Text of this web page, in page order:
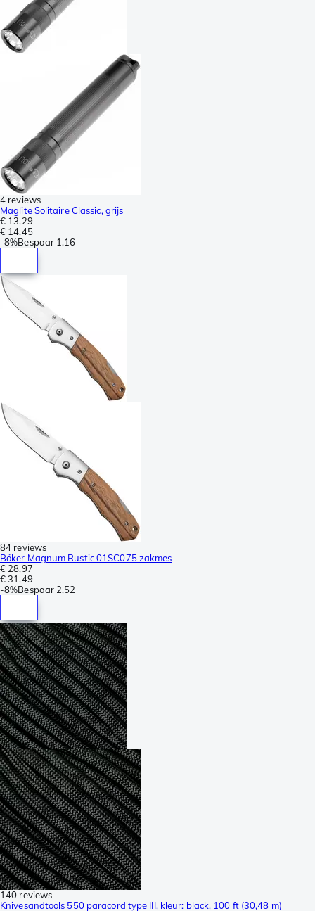
4 reviews
Maglite Solitaire Classic, grijs
€ 13,29
€ 14,45
-8%Bespaar 1,16
84 reviews
Böker Magnum Rustic 01SC075 zakmes
€ 28,97
€ 31,49
-8%Bespaar 2,52
140 reviews
Knivesandtools 550 paracord type III, kleur: black, 100 ft (30,48 m)